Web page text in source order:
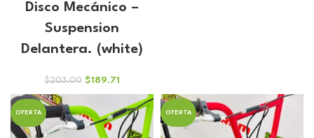
Disco Mecánico –
Suspension
Delantera. (white)
$203.00 El
precio
original
era:
$203.00.
$189.71El
precio
actual
es:
$189.71.
OFERTA OFERTA